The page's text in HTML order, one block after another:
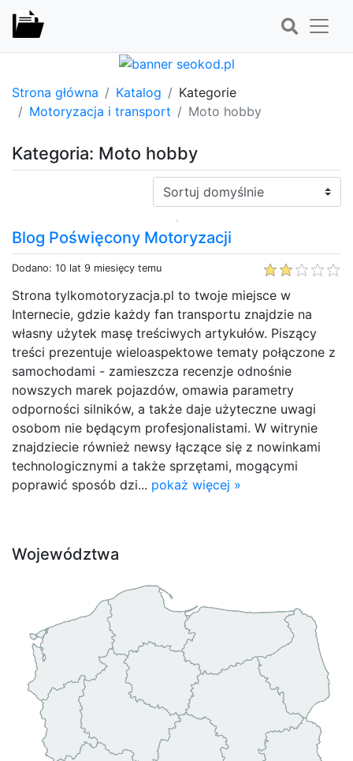
Strona główna Katalog
Kategorie
Motoryzacja i transport
Moto hobby
Kategoria: Moto hobby
Sortuj:
Blog Poświęcony Motoryzacji
Dodano: 10 lat 9 miesięcy temu
Strona tylkomotoryzacja.pl to twoje miejsce w
Internecie, gdzie każdy fan transportu znajdzie na
własny użytek masę treściwych artykułów. Piszący
treści prezentuje wieloaspektowe tematy połączone z
samochodami - zamieszcza recenzje odnośnie
nowszych marek pojazdów, omawia parametry
odporności silników, a także daje użyteczne uwagi
osobom nie będącym profesjonalistami. W witrynie
znajdziecie również newsy łączące się z nowinkami
technologicznymi a także sprzętami, mogącymi
poprawić sposób dzi... pokaż więcej »
Województwa